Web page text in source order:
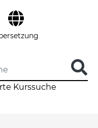
Kurssuche